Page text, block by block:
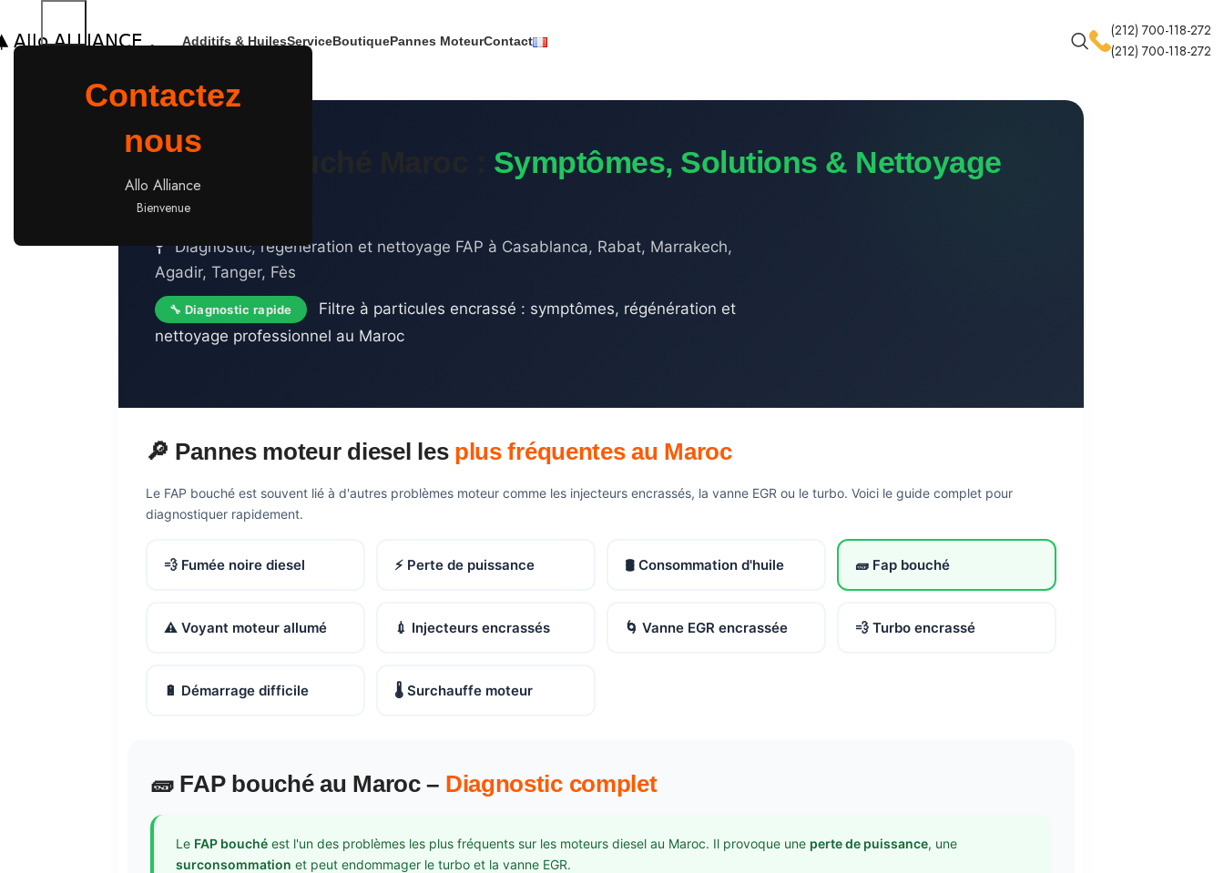
Contactez
nous
Allo Alliance
Bienvenue
Additifs & HuilesServiceBoutiquePannes MoteurContact
(212) 700-118-272
(212) 700-118-272
🧱 FAP Bouché Maroc : Symptômes, Solutions & Nettoyage
Rapide
Diagnostic, régénération et nettoyage FAP à Casablanca, Rabat, Marrakech,
Agadir, Tanger, Fès
🔧 Diagnostic rapide
Filtre à particules encrassé : symptômes, régénération et
nettoyage professionnel au Maroc
🔎 Pannes moteur diesel les plus fréquentes au Maroc
Le FAP bouché est souvent lié à d'autres problèmes moteur comme les injecteurs encrassés, la vanne EGR ou le turbo. Voici le guide complet pour
diagnostiquer rapidement.
💨 Fumée noire diesel ⚡ Perte de puissance 🛢️ Consommation d'huile 🧱 Fap bouché
⚠️ Voyant moteur allumé 💉 Injecteurs encrassés 🌀 Vanne EGR encrassée 💨 Turbo encrassé
🔋 Démarrage difficile 🌡️ Surchauffe moteur
🧱 FAP bouché au Maroc – Diagnostic complet
Le FAP bouché est l'un des problèmes les plus fréquents sur les moteurs diesel au Maroc. Il provoque une perte de puissance, une
surconsommation et peut endommager le turbo et la vanne EGR.